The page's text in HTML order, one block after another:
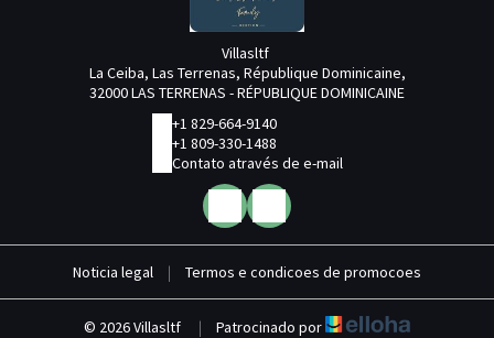
Villasltf
La Ceiba, Las Terrenas, République Dominicaine,
32000 LAS TERRENAS - RÉPUBLIQUE DOMINICAINE
+1 829-664-9140
+1 809-330-1488
Contato através de e-mail
Noticia legal | Termos e condicoes de promocoes
© 2026 Villasltf | Patrocinado por